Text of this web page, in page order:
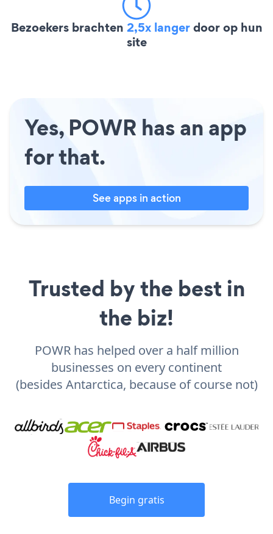
Bezoekers brachten 2,5x langerdoor op hun
site
Yes, POWR has an app
for that.
See apps in action
Trusted by the best in
the biz!
POWR has helped over a half million
businesses on every continent
(besides Antarctica, because of course not)
Begin gratis